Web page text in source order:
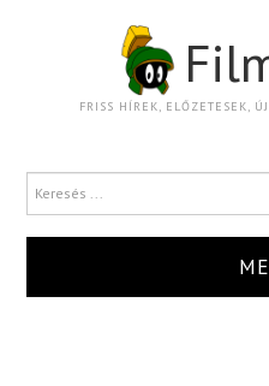
FRISS HÍREK, ELŐZETESEK,